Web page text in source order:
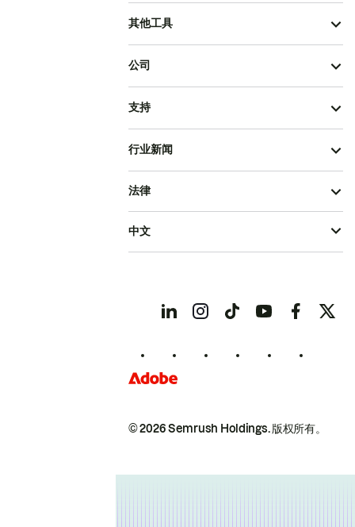
其他工具
公司
支持
行业新闻
© 2026 Semrush Holdings.版权所有。
法律
中文